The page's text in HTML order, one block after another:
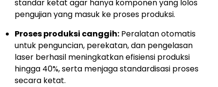
standar ketat agar hanya komponen yang lolos
pengujian yang masuk ke proses produksi.
Proses produksi canggih: Peralatan otomatis
untuk penguncian, perekatan, dan pengelasan
laser berhasil meningkatkan efisiensi produksi
hingga 40%, serta menjaga standardisasi proses
secara ketat.